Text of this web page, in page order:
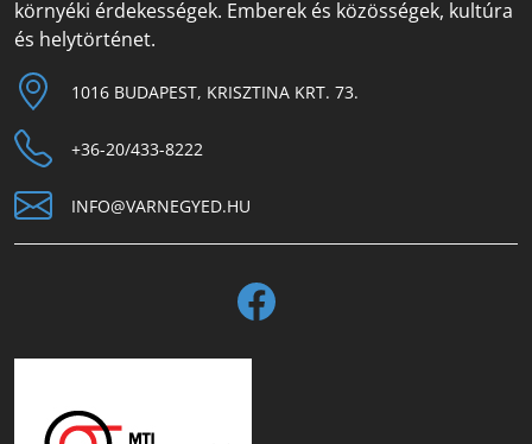
környéki érdekességek. Emberek és közösségek, kultúra
és helytörténet.
1016 BUDAPEST, KRISZTINA KRT. 73.
+36-20/433-8222
INFO@VARNEGYED.HU